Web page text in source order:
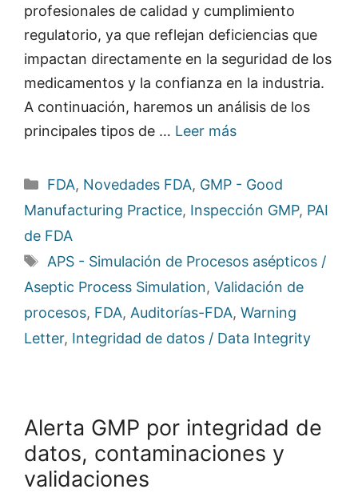
profesionales de calidad y cumplimiento
regulatorio, ya que reflejan deficiencias que
impactan directamente en la seguridad de los
medicamentos y la confianza en la industria.
A continuación, haremos un análisis de los
principales tipos de … Leer más
Categorías
FDA, Novedades FDA, GMP - Good
Manufacturing Practice, Inspección GMP, PAI
de FDA
Etiquetas
APS - Simulación de Procesos asépticos /
Aseptic Process Simulation, Validación de
procesos, FDA, Auditorías-FDA, Warning
Letter, Integridad de datos / Data Integrity
Alerta GMP por integridad de
datos, contaminaciones y
validaciones